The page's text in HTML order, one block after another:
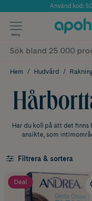
Årets
Använd kod:
✓
Meny
Hem Hudvård
Har du koll på att det
ansikte, som
Filtrera & sortera
Deal